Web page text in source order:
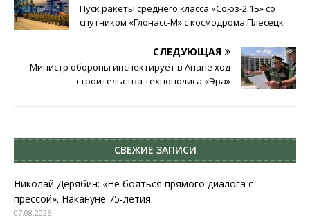
Пуск ракеты среднего класса «Союз-2.1Б» со
спутником «Глонасс-М» с космодрома Плесецк
СЛЕДУЮЩАЯ
Министр обороны инспектирует в Анапе ход
строительства технополиса «Эра»
СВЕЖИЕ ЗАПИСИ
Николай Дерябин: «Не бояться прямого диалога с
прессой». Накануне 75-летия.
07.08.2026